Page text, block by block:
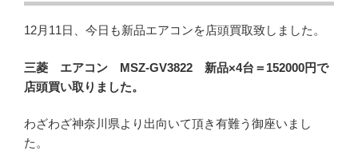
12月11日、今日も新品エアコンを店頭買取致しました。
三菱 エアコン MSZ-GV3822 新品×4台＝152000円で
店頭買い取りました。
わざわざ神奈川県より出向いて頂き有難う御座いまし
た。